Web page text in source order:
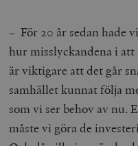
– För 20 år sedan hade
hur misslyckandena i
är viktigare att det går
samhället kunnat följa
som vi ser behov av nu.
måste vi göra de